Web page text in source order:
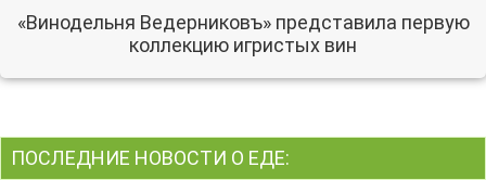
«Винодельня Ведерниковъ» представила первую
коллекцию игристых вин
ПОСЛЕДНИЕ НОВОСТИ О ЕДЕ: